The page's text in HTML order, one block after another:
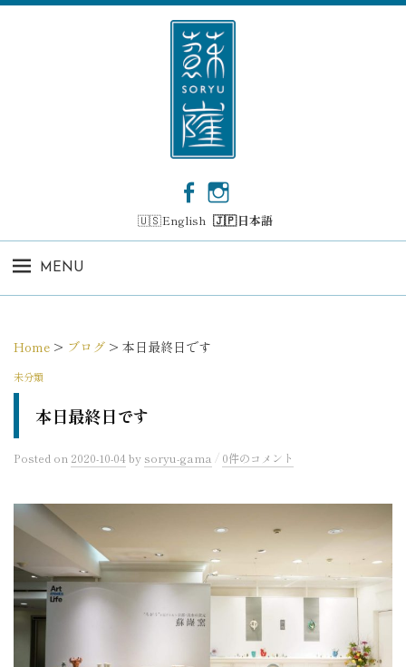
コ
c
e
o
s
t
r
English 日本語
MENU
Home > ブログ > 本日最終日です
未分類
本日最終日です
Posted on 2020-10-04 by soryu-gama / 0件のコメント